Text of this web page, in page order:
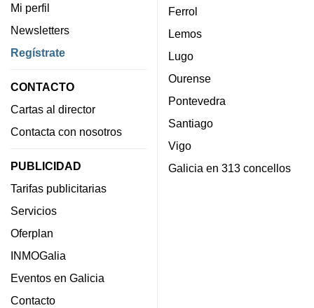
Mi perfil
Newsletters
Regístrate
CONTACTO
Cartas al director
Contacta con nosotros
PUBLICIDAD
Tarifas publicitarias
Servicios
Oferplan
INMOGalia
Eventos en Galicia
Contacto
Ferrol
Lemos
Lugo
Ourense
Pontevedra
Santiago
Vigo
Galicia en 313 concellos